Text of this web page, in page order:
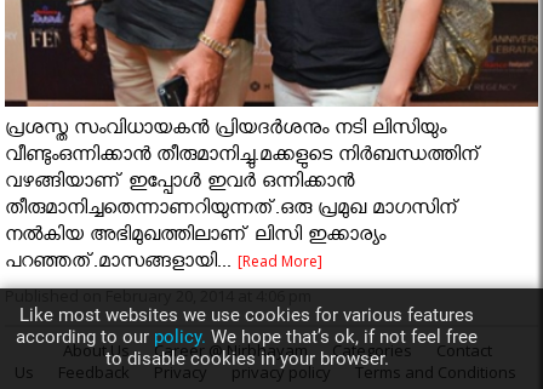
പ്രശസ്ത സംവിധായകന്‍ പ്രിയദർശനും നടി ലിസിയും
വീണ്ടുംഒന്നിക്കാന്‍ തീരുമാനിച്ചു.മക്കളുടെ നിര്‍ബന്ധത്തിന്‌
വഴങ്ങിയാണ്‌ ഇപ്പോള്‍ ഇവര്‍ ഒന്നിക്കാന്‍
തീരുമാനിച്ചതെന്നാണറിയുന്നത്‌.ഒരു പ്രമുഖ മാഗസിന്
നല്‍കിയ അഭിമുഖത്തിലാണ് ലിസി ഇക്കാര്യം
പറഞ്ഞത്.മാസങ്ങളായി...[Read More]
Published on February 20, 2014 at 4:06 pm
About Us Career @ Nirbhayam Categories
Contact
Us
Feedback Privacy privacy policy Terms and Conditions
Like most websites we use cookies for various features
according to our policy. We hope that’s ok, if not feel free
to disable cookies in your browser.